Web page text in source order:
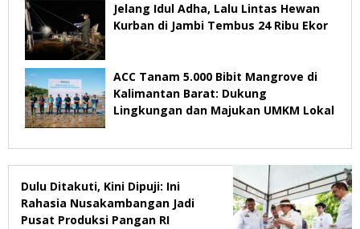
Jelang Idul Adha, Lalu Lintas Hewan
Kurban di Jambi Tembus 24 Ribu Ekor
ACC Tanam 5.000 Bibit Mangrove di
Kalimantan Barat: Dukung
Lingkungan dan Majukan UMKM Lokal
Dulu Ditakuti, Kini Dipuji: Ini
Rahasia Nusakambangan Jadi
Pusat Produksi Pangan RI